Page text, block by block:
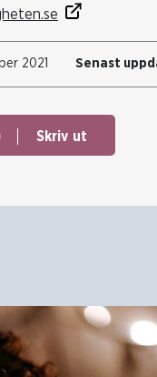
2021 Senast
Skriv ut